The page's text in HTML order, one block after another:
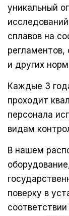
уникальный
сплавов на
регламентов,
и других
Каждые 3
проходит
персонала
видам
В нашем
поверку в